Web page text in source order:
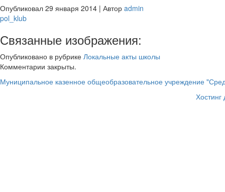
Опубликовал 29 января 2014 | Автор admin
pol_klub
Связанные изображения:
Опубликовано в рубрике Локальные акты школы
Комментарии закрыты.
Муниципальное казенное общеобразовательное учреждение
Хостинг